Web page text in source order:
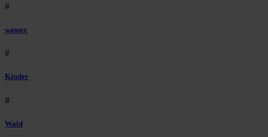
#
wasser
#
Kinder
#
Wald